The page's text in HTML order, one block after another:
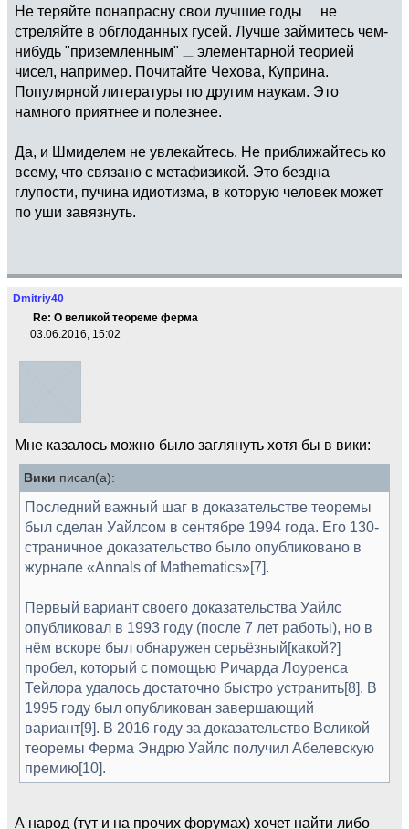
Не теряйте понапрасну свои лучшие годы
не
стреляйте в обглоданных гусей. Лучше займитесь чем-
нибудь "приземленным"
элементарной теорией
чисел, например. Почитайте Чехова, Куприна.
Популярной литературы по другим наукам. Это
намного приятнее и полезнее.
Да, и Шмиделем не увлекайтесь. Не приближайтесь ко
всему, что связано с метафизикой. Это бездна
глупости, пучина идиотизма, в которую человек может
по уши завязнуть.
Dmitriy40
Re: О великой теореме ферма
03.06.2016, 15:02
Мне казалось можно было заглянуть хотя бы в вики:
Вики писал(а):
Последний важный шаг в доказательстве теоремы
был сделан Уайлсом в сентябре 1994 года. Его 130-
страничное доказательство было опубликовано в
журнале «Annals of Mathematics»[7].
Первый вариант своего доказательства Уайлс
опубликовал в 1993 году (после 7 лет работы), но в
нём вскоре был обнаружен серьёзный[какой?]
пробел, который с помощью Ричарда Лоуренса
Тейлора удалось достаточно быстро устранить[8]. В
1995 году был опубликован завершающий
вариант[9]. В 2016 году за доказательство Великой
теоремы Ферма Эндрю Уайлс получил Абелевскую
премию[10].
А народ (тут и на прочих форумах) хочет найти либо